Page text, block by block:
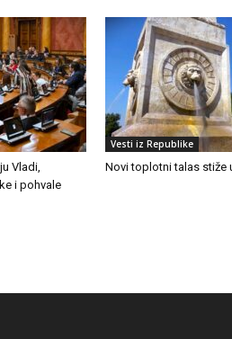
Vladi,
i pohvale
Vesti iz Republike
Novi toplotni talas stiže